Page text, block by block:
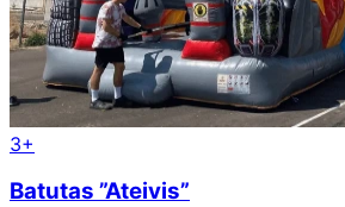
3+
Batutas ”Ateivis”